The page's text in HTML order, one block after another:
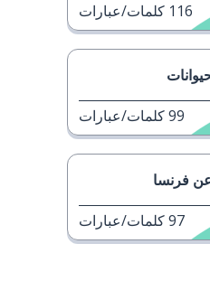
116 كلمات/عبارات
99كلمات/عبارات
فرنسا
97كلمات/عبارات